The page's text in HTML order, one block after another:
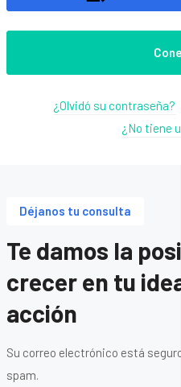
¿Olvidó su contraseña?
¿No tiene
Déjanos tu consulta
Te damos la
crecer en tu
acción
Su correo electrónico está
spam.